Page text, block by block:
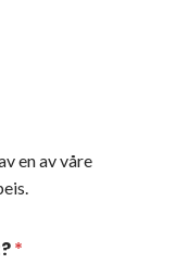
en av våre
*